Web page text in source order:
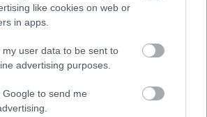
like cookies on web or
in apps.
my user data to be sent to
advertising purposes.
to send me